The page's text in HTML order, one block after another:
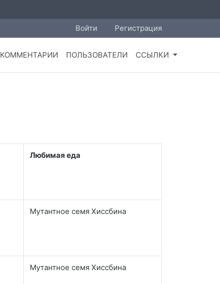
Войти Регистрация
КОММЕНТАРИИ ПОЛЬЗОВАТЕЛИ ССЫЛКИ
Любимая еда
Мутантное семя Хиссбина
Мутантное семя Хиссбина